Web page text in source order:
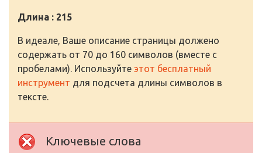
Длина : 215
В идеале, Ваше описание страницы должено
содержать от 70 до 160 символов (вместе с
пробелами). Используйте этот бесплатный
инструмент для подсчета длины символов в
тексте.
Ключевые слова